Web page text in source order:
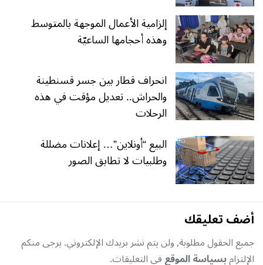
إلزامية الأعمال الموجهة بالمتوسط
وهذه أحجامها الساعيّة
انحراف قطار بين جسر قسنطينة
والحراش.. تعديل مؤقت في هذه
الرحلات
البيع “أونلاين”… إعلانات مضللة
وطلبيات لا تطابق الصور
أضف تعليقك
جميع الحقول مطلوبة, ولن يتم نشر بريدك الإلكتروني. يرجى منكم
الإلتزامبسياسة الموقعفي التعليقات.